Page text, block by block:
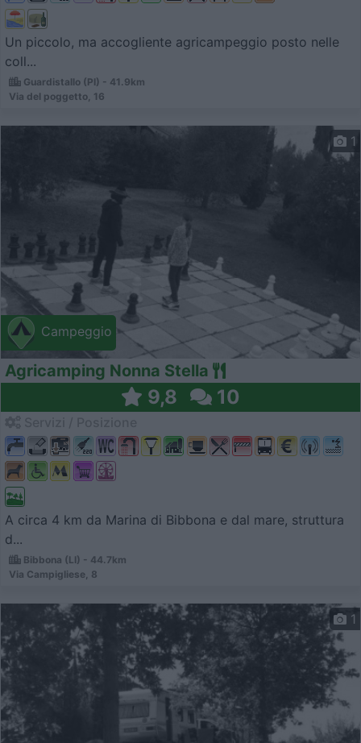
Un piccolo, ma accogliente agricampeggio posto nelle
coll...
Guardistallo (PI) - 41.9km
Via del poggetto, 16
Campeggio
1
Agricamping Nonna Stella
9,8 10
A circa 4 km da Marina di Bibbona e dal mare, struttura
d...
Bibbona (LI) - 44.7km
Via Campigliese, 8
1